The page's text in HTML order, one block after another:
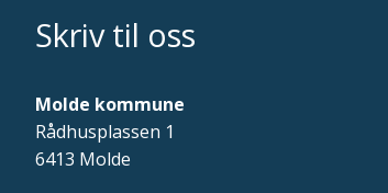
Skriv til oss
Molde kommune
Rådhusplassen 1
6413 Molde